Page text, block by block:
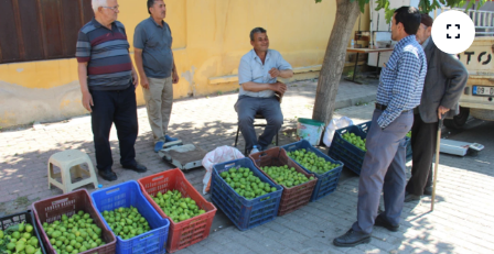
Spor
Haber Arşivi